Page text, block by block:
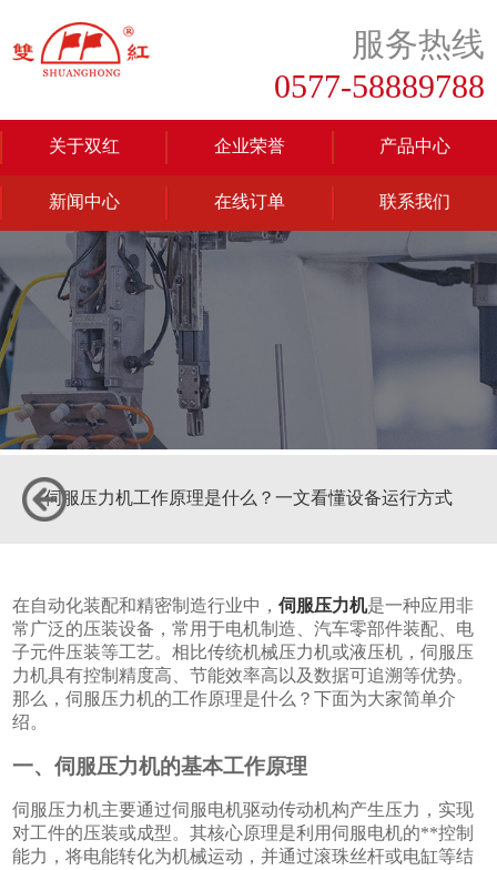
服务热线
0577-58889788
关于双红 企业荣誉 产品中心
新闻中心 在线订单 联系我们
伺服压力机工作原理是什么？一文看懂设备运行方式
在自动化装配和精密制造行业中，伺服压力机是一种应用非
常广泛的压装设备，常用于电机制造、汽车零部件装配、电
子元件压装等工艺。相比传统机械压力机或液压机，伺服压
力机具有控制精度高、节能效率高以及数据可追溯等优势。
那么，伺服压力机的工作原理是什么？下面为大家简单介
绍。
一、伺服压力机的基本工作原理
伺服压力机主要通过伺服电机驱动传动机构产生压力，实现
对工件的压装或成型。其核心原理是利用伺服电机的**控制
能力，将电能转化为机械运动，并通过滚珠丝杆或电缸等结